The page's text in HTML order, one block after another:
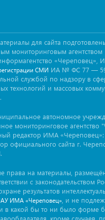
для сайта
мониторинговым агентством
«Череповец»,
СМИ ИА № ФС 77 —
службой по надзору в
технологий и массовых
автономное
мониторинговое агентство
редактор ИМА
официального сайта г.
права на материалы,
с законодательством
результатов
ИМА «Череповец» , и не
в какой бы то ни было форме
кроме случаев,